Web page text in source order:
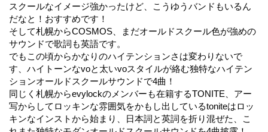
スクールなイメージ強かったけど、こうゆうバンドもいるん
だなと！おすすめです！
そして札幌からCOSMOS、まだオールドスクール色が強めの
サウンドで歌詞も英語です。
でもこの頃からかなりのハイテンションさは変わりないで
す、ハイトーンなvoと太いvoスタイルが絡む独特なハイテン
ションオールドスクールサウンドで4曲！
同じく札幌からevylockのメンバーも在籍するTONITE、アー
写からしてロッキンな雰囲気をかもし出しているtoniteはロッ
キンなインストから始まり、日本詞と英詞を折り混ぜた、こ